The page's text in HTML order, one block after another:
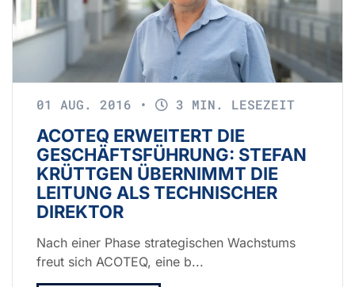
01 AUG. 2016 • 3 MIN. LESEZEIT
ACOTEQ ERWEITERT DIE
GESCHÄFTSFÜHRUNG: STEFAN
KRÜTTGEN ÜBERNIMMT DIE
LEITUNG ALS TECHNISCHER
DIREKTOR
Nach einer Phase strategischen Wachstums
freut sich ACOTEQ, eine b...